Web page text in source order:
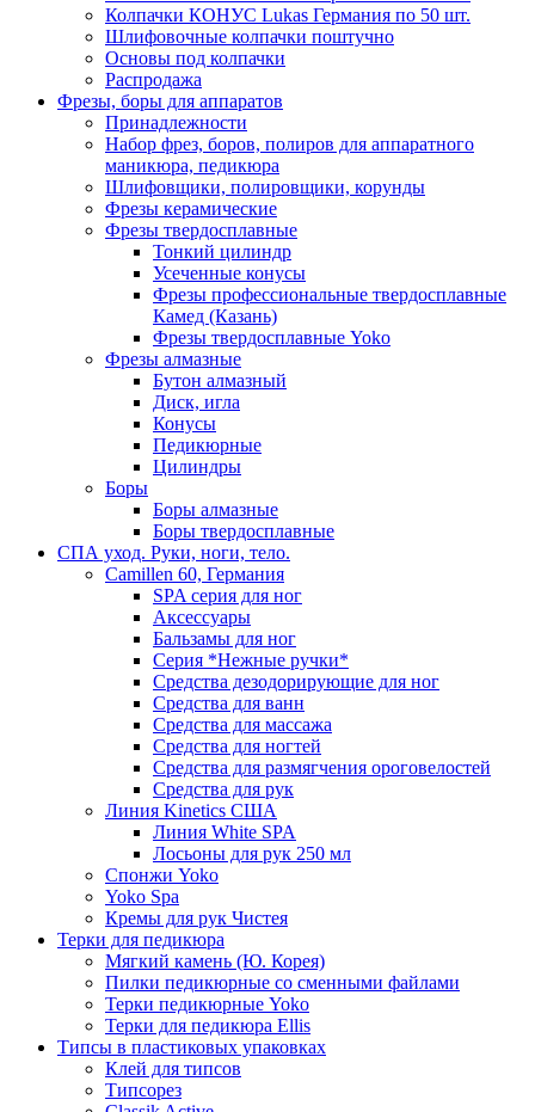
Колпачки КОНУС Lukas Германия по 50 шт.
Шлифовочные колпачки поштучно
Основы под колпачки
Распродажа
Фрезы, боры для аппаратов
Принадлежности
Набор фрез, боров, полиров для аппаратного
маникюра, педикюра
Шлифовщики, полировщики, корунды
Фрезы керамические
Фрезы твердосплавные
Тонкий цилиндр
Усеченные конусы
Фрезы профессиональные твердосплавные
Камед (Казань)
Фрезы твердосплавные Yoko
Фрезы алмазные
Бутон алмазный
Диск, игла
Конусы
Педикюрные
Цилиндры
Боры
Боры алмазные
Боры твердосплавные
СПА уход. Руки, ноги, тело.
Camillen 60, Германия
SPA серия для ног
Аксессуары
Бальзамы для ног
Серия *Нежные ручки*
Средства дезодорирующие для ног
Средства для ванн
Средства для массажа
Средства для ногтей
Средства для размягчения ороговелостей
Средства для рук
Линия Kinetics США
Линия White SPA
Лосьоны для рук 250 мл
Спонжи Yoko
Yoko Spa
Кремы для рук Чистея
Терки для педикюра
Мягкий камень (Ю. Корея)
Пилки педикюрные со сменными файлами
Терки педикюрные Yoko
Терки для педикюра Ellis
Типсы в пластиковых упаковках
Клей для типсов
Типсорез